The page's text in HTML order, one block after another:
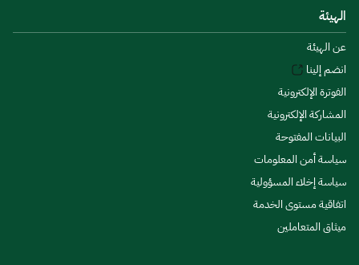
الهيئة
عن الهيئة
انضم إلينا
الفوترة الإلكترونية
المشاركة الإلكترونية
البيانات المفتوحة
سياسة أمن المعلومات
سياسة إخلاء المسؤولية
اتفاقية مستوى الخدمة
ميثاق المتعاملين